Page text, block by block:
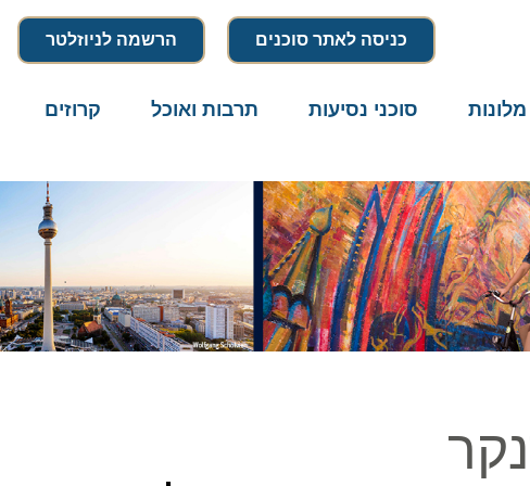
כניסה לאתר סוכנים הרשמה לניוזלטר
סוכני נסיעות תרבות ואוכל קרוזים